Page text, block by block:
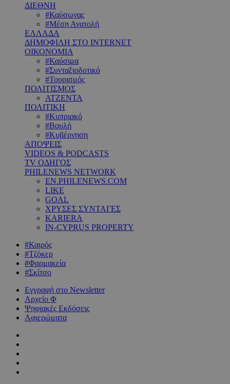
ΔΙΕΘΝΗ
#Καύσωνας
#Μέση Ανατολή
ΕΛΛΑΔΑ
ΔΗΜΟΦΙΛΗ ΣΤΟ INTERNET
ΟΙΚΟΝΟΜΙΑ
#Καύσιμα
#Συνταξιοδοτικό
#Τουρισμός
ΠΟΛΙΤΙΣΜΟΣ
ΑΤΖΕΝΤΑ
ΠΟΛΙΤΙΚΗ
#Κυπριακό
#Βουλή
#Κυβέρνηση
ΑΠΟΨΕΙΣ
VIDEOS & PODCASTS
TV ΟΔΗΓΟΣ
PHILENEWS NETWORK
EN.PHILENEWS.COM
LIKE
GOAL
ΧΡΥΣΕΣ ΣΥΝΤΑΓΕΣ
KARIERA
IN-CYPRUS PROPERTY
#Καιρός
#Τζόκερ
#Φαρμακεία
#Σκίτσο
Εγγραφή στο Newsletter
Αρχείο Φ
Ψηφιακές Εκδόσεις
Αφιερώματα